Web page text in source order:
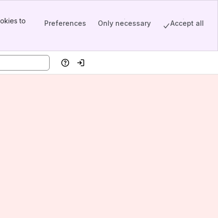
to
Preferences Only necessary Accept all
HelpLog in